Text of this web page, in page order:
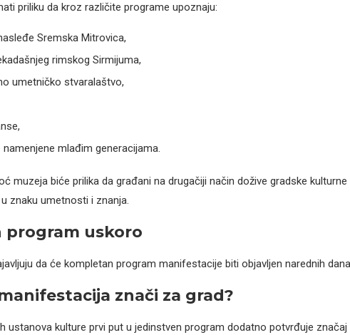
priliku da kroz različite programe upoznaju:
Sremska Mitrovica,
rimskog Sirmijuma,
umetničko stvaralaštvo,
namenjene mlađim generacijama.
muzeja biće prilika da građani na drugačiji način dožive gradske
znaku umetnosti i znanja.
program uskoro
da će kompletan program manifestacije biti objavljen narednih
znači za grad?
ustanova kulture prvi put u jedinstven program dodatno potvrđuje značaj